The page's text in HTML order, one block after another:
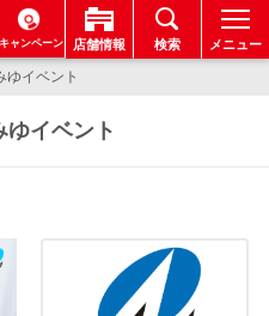
キャンペーン 店舗情報 検索 メニュー
ゆイベント
ゆイベント